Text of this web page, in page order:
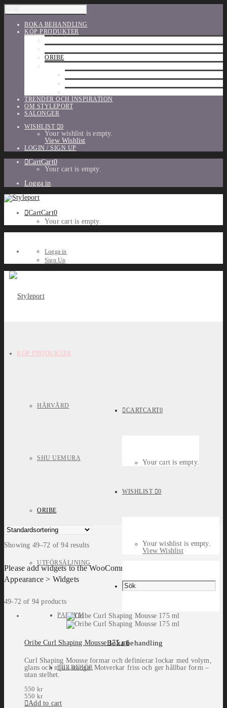
BOKA BEHANDLING
KÖP PRODUKTER
ORIBE
TRENDER OCH INSPIRATION
OM STYLEPORT
SALONGER
WISHLIST
0
Your wishlist is empty.
View Wishlist
LOGIN / SIGN UP
CartCart0
Your cart is empty.
Logga in
CartCart0
Your cart is empty.
Logga in
Sign Up
KÖP PRODUKTER
HÅRVÅRD
SHU UEMURA
ORIBE
UTFÖRSÄLJNING
PARFYM
TILLBEHÖR
CARTCART0
Your cart is empty.
WISHLIST 0
Your wishlist is empty.
View Wishlist
Boka behandling
Showing 49–72 of 94 results
Please add widgets to the WooCommerce Filters widget area in
Appearance > Widgets
49-72 of 94 products
Oribe Curl Shaping Mousse 175 ml
Curl Shaping Mousse formar och definierar lockar med volym,
glans och mjuk stadga. Motverkar friss och ger hållbar form –
utan stelhet.
550 kr
550 kr
Add to cart